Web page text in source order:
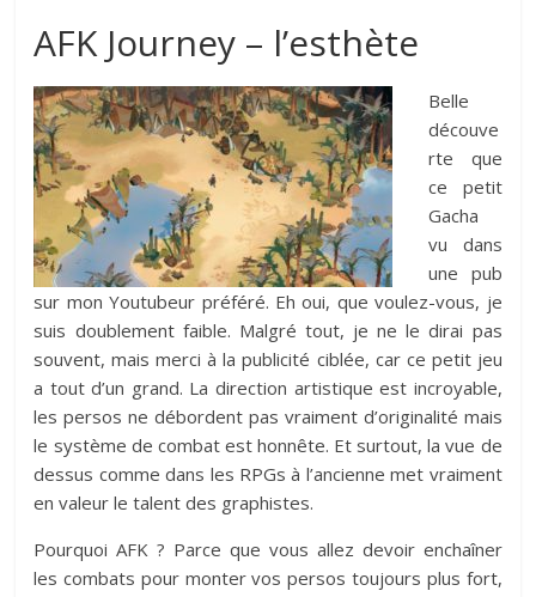
AFK Journey – l’esthète
Belle
découve
rte que
ce petit
Gacha
vu dans
une pub
sur mon Youtubeur préféré. Eh oui, que voulez-vous, je
suis doublement faible. Malgré tout, je ne le dirai pas
souvent, mais merci à la publicité ciblée, car ce petit jeu
a tout d’un grand. La direction artistique est incroyable,
les persos ne débordent pas vraiment d’originalité mais
le système de combat est honnête. Et surtout, la vue de
dessus comme dans les RPGs à l’ancienne met vraiment
en valeur le talent des graphistes.
Pourquoi AFK ? Parce que vous allez devoir enchaîner
les combats pour monter vos persos toujours plus fort,